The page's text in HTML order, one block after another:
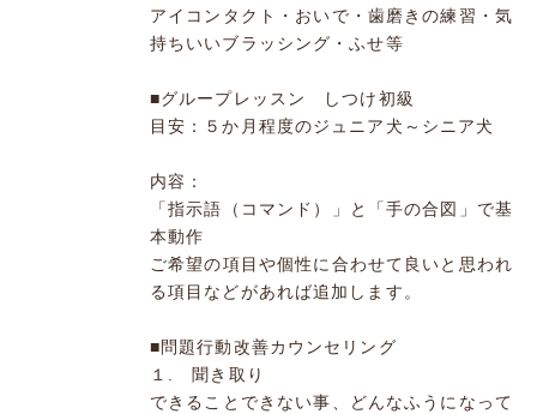
アイコンタクト・おいで・歯磨きの練習・気
持ちいいブラッシング・ふせ等
■グループレッスン しつけ初級
目安：５か月程度のジュニア犬～シニア犬
内容：
「指示語（コマンド）」と「手の合図」で基
本動作
ご希望の項目や個性に合わせて良いと思われ
る項目などがあれば追加します。
■問題行動改善カウンセリング
１. 聞き取り
できることできない事、どんなふうになって